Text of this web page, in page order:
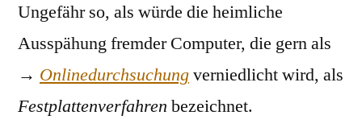
Ungefähr so, als würde die heimliche
Ausspähung fremder Computer, die gern als
→ Onlinedurchsuchungverniedlicht wird, als
Festplattenverfahren bezeichnet.